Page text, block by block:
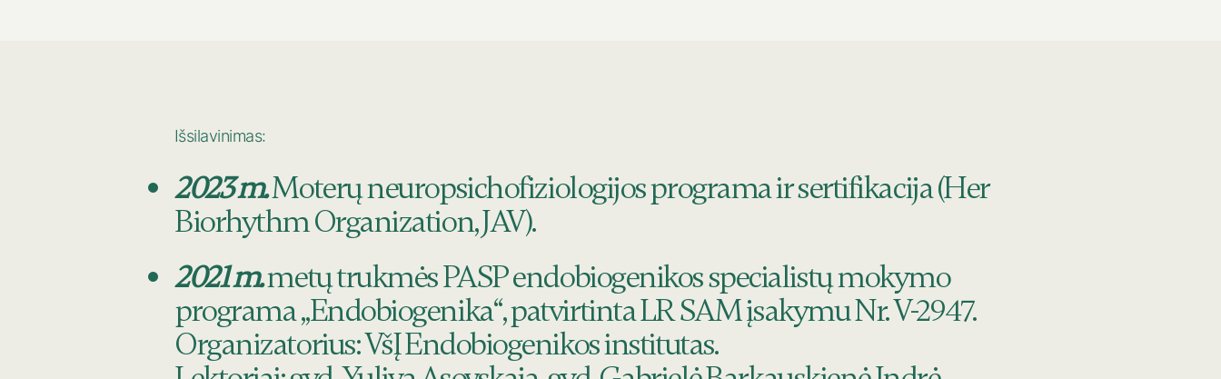
Išsilavinimas:
2023 m.Moterų neuropsichofiziologijos programa ir sertifikacija (Her
Biorhythm Organization, JAV).
2021 m.metų trukmės PASP endobiogenikos specialistų mokymo
programa „Endobiogenika“, patvirtinta LR SAM įsakymu Nr. V-2947.
Organizatorius: VšĮ Endobiogenikos institutas.